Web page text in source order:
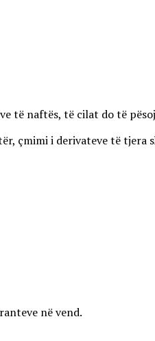
të naftës, të cilat do të
çmimi i derivateve të
në vend.